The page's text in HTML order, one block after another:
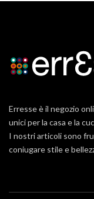
Erresse è il negozio
unici per la casa e la
I nostri articoli sono
coniugare stile e